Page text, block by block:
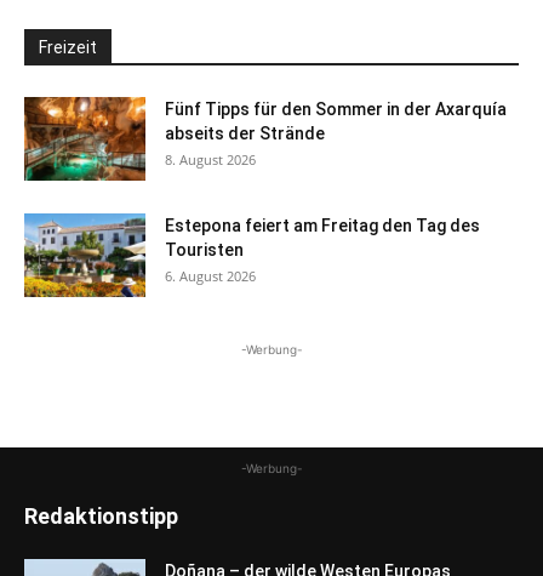
Freizeit
Fünf Tipps für den Sommer in der Axarquía
abseits der Strände
8. August 2026
Estepona feiert am Freitag den Tag des
Touristen
6. August 2026
-Werbung-
-Werbung-
Redaktionstipp
Doñana – der wilde Westen Europas